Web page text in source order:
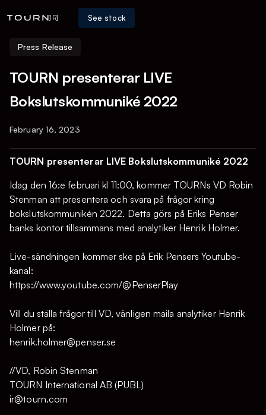
[IR] See stock
Press Release
TOURN presenterar LIVE
Bokslutskommuniké 2022
February 16, 2023
TOURN presenterar LIVE Bokslutskommuniké 2022
Idag den 16:e februari kl 11:00, kommer TOURNs VD Robin
Stenman att presentera och svara på frågor kring
bokslutskommunikén 2022. Detta görs på Eriks Penser
banks kontor tillsammans med analytiker Henrik Holmer.
Live-sändningen kommer ske på Erik Pensers Youtube-
kanal:
https://www.youtube.com/@PenserPlay
Vill du ställa frågor till VD, vänligen maila analytiker Henrik
Holmer på:
henrik.holmer@penser.se
//VD, Robin Stenman
TOURN International AB (PUBL)
ir@tourn.com